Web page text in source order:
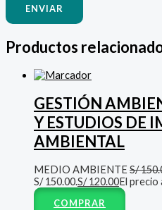
Productos
GESTIÓN
Y ESTUDIOS DE
AMBIENTAL
MEDIO AMBIENTE S/
S/ 150.00.S/120.00El precio
COMPRAR